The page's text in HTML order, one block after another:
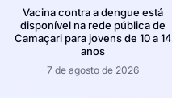
Vacina contra a dengue está
disponível na rede pública de
Camaçari para jovens de 10 a 14
anos
7 de agosto de 2026